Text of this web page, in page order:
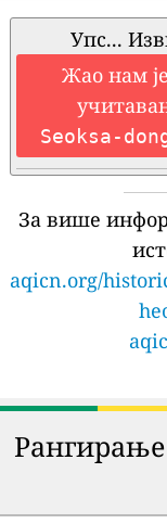
Упс...
Жао нам
Seoksa-
За више
aqicn.org/